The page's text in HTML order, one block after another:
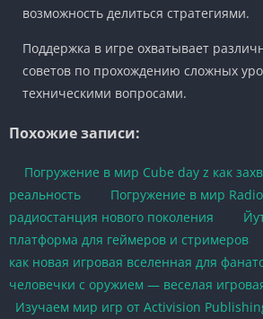
возможность делиться стратегиями.
Поддержка в игре охватывает
советов по прохождению сложных
техническими вопросами.
Похожие записи:
Погружение в мир Cube day z как
реальность
Погружение в мир
радиостанция нового поколения
платформа для геймеров и стримеров
как новая игровая вселенная для
человечки с оружием — веселая
Изучаем мир игр от Activision